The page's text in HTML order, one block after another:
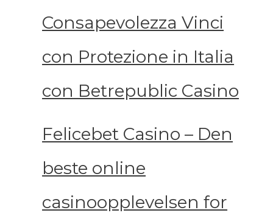
Consapevolezza Vinci
con Protezione in Italia
con Betrepublic Casino
Felicebet Casino – Den
beste online
casinoopplevelsen for